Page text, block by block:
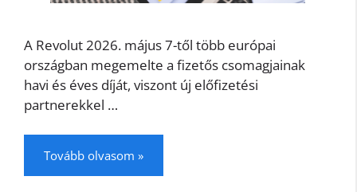
A Revolut 2026. május 7-től több európai
országban megemelte a fizetős csomagjainak
havi és éves díját, viszont új előfizetési
partnerekkel …
Tovább olvasom »